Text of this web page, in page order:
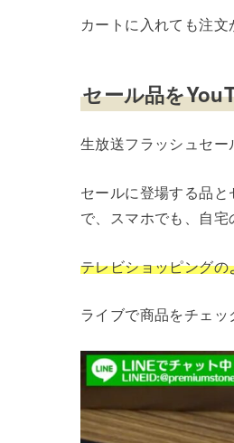
カートに入れても注文
セール品を
生放送フラッシュセー
セールに登場する品
で、スマホでも、自宅
テレビショッピング
ライブで商品をチェッ